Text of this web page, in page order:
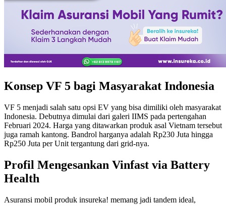
Konsep VF 5 bagi Masyarakat Indonesia
VF 5 menjadi salah satu opsi EV yang bisa dimiliki oleh masyarakat
Indonesia. Debutnya dimulai dari galeri IIMS pada pertengahan
Februari 2024. Harga yang ditawarkan produk asal Vietnam tersebut
juga ramah kantong. Bandrol harganya adalah Rp230 Juta hingga
Rp250 Juta per Unit tergantung dari grid-nya.
Profil Mengesankan Vinfast via Battery
Health
Asuransi mobil produk insureka! memang jadi tandem ideal,